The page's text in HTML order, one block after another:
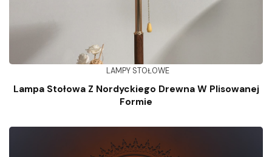
LAMPY STOŁOWE
Lampa Stołowa Z Nordyckiego Drewna W Plisowanej
Formie